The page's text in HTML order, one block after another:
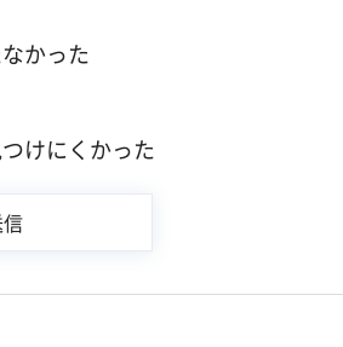
かった
けにくかった